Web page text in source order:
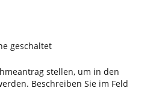
geschaltet
stellen, um in den
Beschreiben Sie im Feld